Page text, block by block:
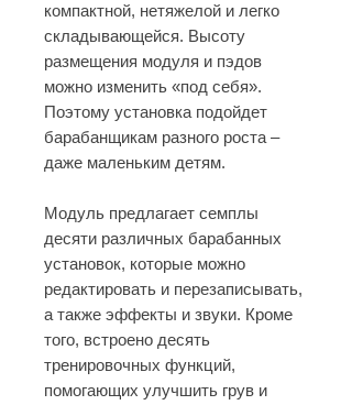
компактной, нетяжелой и легко
складывающейся. Высоту
размещения модуля и пэдов
можно изменить «под себя».
Поэтому установка подойдет
барабанщикам разного роста –
даже маленьким детям.
Модуль предлагает семплы
десяти различных барабанных
установок, которые можно
редактировать и перезаписывать,
а также эффекты и звуки. Кроме
того, встроено десять
тренировочных функций,
помогающих улучшить грув и